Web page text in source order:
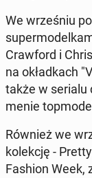
We wrze­śniu
Craw­ford i
na okład­kach
także w serialu
me­nie
Również we
ko­lek­cję -
Fashion Week,